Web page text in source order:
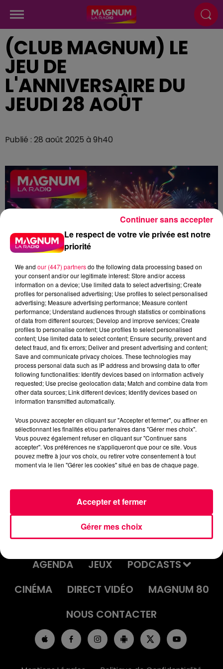
(CLUB MAGNUM) LE
JEU DE
L'ANNIVERSAIRE DU
JEUDI 28 AOÛT
Publié : 28 août 2025 à 9h40
podcasts/2025/08/Anniv-3.mp3
JEU DE L'ANNIVERSAIRE DU JEUDI 28
AOÛT
ACCUEIL INFOS
EMISSIONS
AGENDA
JEUX
PODCASTS
CINÉMA
DIRECT VIDÉO
MAGNUM 80
NOUS CONTACTER
Le respect de votre vie privée est notre
priorité
We and our (447) partnersdo the following data processing based on
your consent and/or our legitimate interest: Store and/or access
information on a device; Use limited data to select advertising; Create
profiles for personalised advertising; Use profiles to select personalised
advertising; Measure advertising performance; Measure content
performance; Understand audiences through statistics or combinations
of data from different sources; Develop and improve services; Create
profiles to personalise content; Use profiles to select personalised
content; Use limited data to select content; Ensure security, prevent and
detect fraud, and fix errors; Deliver and present advertising and content;
Save and communicate privacy choices. These technologies may
process personal data such as IP address and browsing data to offer
following functionalities: Identify devices based on information actively
requested; Use precise geolocation data; Match and combine data from
other data sources; Link different devices; Identify devices based on
information transmitted automatically.
Vous pouvez accepter en cliquant sur "Accepter et fermer", ou affiner en
sélectionnant les finalités et/ou partenaires dans "Gérer mes choix".
Vous pouvez également refuser en cliquant sur "Continuer sans
accepter". Vos préférences ne s'appliqueront que pour ce site. Vous
pouvez mettre à jour vos choix, ou retirer votre consentement à tout
moment via le lien "Gérer les cookies" situé en bas de chaque page.
Gérer mes choix
Accepter et fermer
Continuer sans accepter